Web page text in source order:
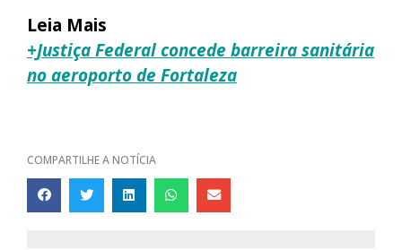
Leia Mais
+Justiça Federal concede barreira sanitária
no aeroporto de Fortaleza
COMPARTILHE A NOTÍCIA